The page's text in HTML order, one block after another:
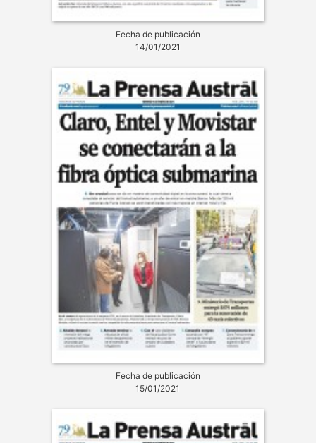
Fecha de publicación
14/01/2021
Fecha de publicación
15/01/2021